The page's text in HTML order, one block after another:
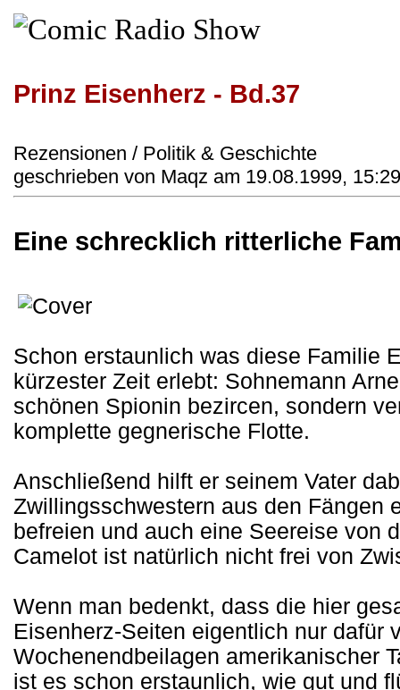
Prinz Eisenherz - Bd.37
Rezensionen / Politik & Geschichte
geschrieben von Maqz am 19.08.1999,
Eine schrecklich ritterliche
Schon erstaunlich was diese Familie
kürzester Zeit erlebt: Sohnemann
schönen Spionin bezircen, sondern
komplette gegnerische Flotte.
Anschließend hilft er seinem Vater
Zwillingsschwestern aus den Fängen
befreien und auch eine Seereise von
Camelot ist natürlich nicht frei von
Wenn man bedenkt, dass die hier
Eisenherz-Seiten eigentlich nur dafür
Wochenendbeilagen amerikanischer
ist es schon erstaunlich, wie gut und